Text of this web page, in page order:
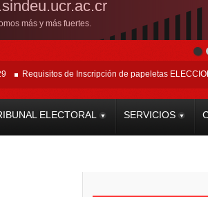
más y más fuertes.
de Inscripción de papeletas ELECCIONES
ELECTORAL SERVICIOS